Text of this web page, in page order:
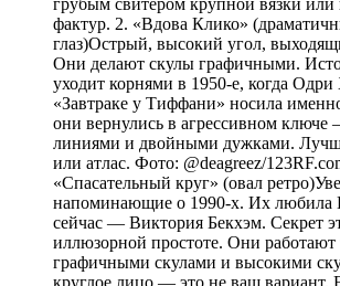
грубым свитером крупной вязки
фактур. 2. «Вдова Клико»
глаз)Острый, высокий угол,
Они делают скулы графичными.
уходит корнями в 1950-е, когда
«Завтраке у Тиффани» носила
они вернулись в агрессивном
линиями и двойными дужками.
или атлас. Фото: @deagreez/
«Спасательный круг» (овал
напоминающие о 1990-х. Их любила
сейчас — Виктория Бекхэм. Секрет
иллюзорной простоте. Они работают
графичными скулами и высокими
круглое лицо — это не ваш вариант.